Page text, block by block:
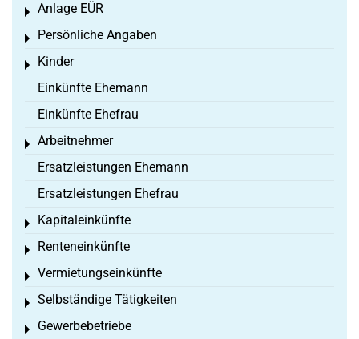
Anlage EÜR
Toggle menu
Persönliche Angaben
Toggle menu
Kinder
Toggle menu
Einkünfte Ehemann
Einkünfte Ehefrau
Arbeitnehmer
Toggle menu
Ersatzleistungen Ehemann
Ersatzleistungen Ehefrau
Kapitaleinkünfte
Toggle menu
Renteneinkünfte
Toggle menu
Vermietungseinkünfte
Toggle menu
Selbständige Tätigkeiten
Toggle menu
Gewerbebetriebe
Toggle menu